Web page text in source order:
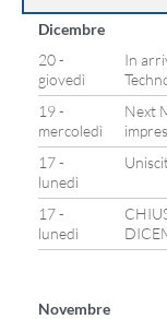
Dicembre
20 -
giovedì
In
19 -
mercoledì
Next
17 -
lunedì
17 -
lunedì
Novembre